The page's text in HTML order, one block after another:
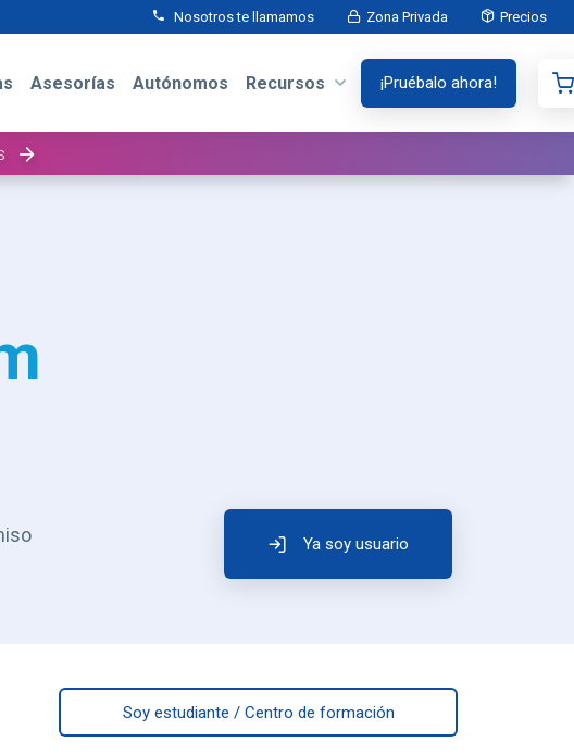
Nosotros te llamamos Zona Privada Precios
Asesorías Autónomos Recursos ¡Pruébalo ahora!
Ya soy usuario
Soy estudiante / Centro de formación